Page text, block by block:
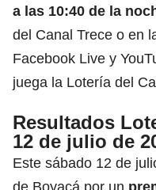
a las 10:40 de la
del Canal Trece o en
Facebook Live y
juega la Lotería del
Resultados
12 de julio de
Este sábado 12 de
de Boyacá por un